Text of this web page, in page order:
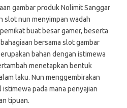
gambar produk Nolimit Sanggar
slot nun menyimpan wadah
buat besar gamer, beserta
bersama slot gambar
bahan dengan istimewa
menetapkan bentuk
laku. Nun menggembirakan
pada mana penyajian
tipuan.